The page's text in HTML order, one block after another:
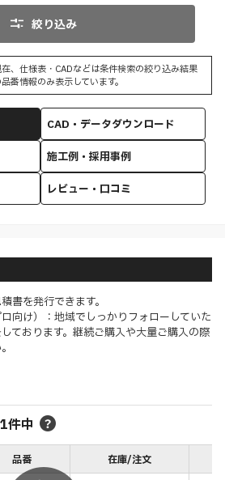
絞り込み
、仕様表・CADなどは条件検索の絞り込み結果
番情報のみ表示しています。
CAD・データダウンロード
施工例・採用事例
レビュー・口コミ
書を発行できます。
向け）：地域でしっかりフォローしていた
ております。継続ご購入や大量ご購入の際
1件中
品番 在庫/注文